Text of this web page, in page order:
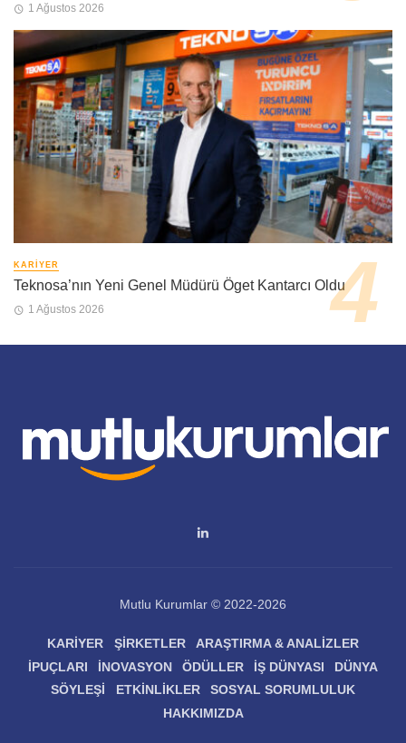
1 Ağustos 2026
KARIYER
Teknosa’nın Yeni Genel Müdürü Öget Kantarcı Oldu
1 Ağustos 2026
Mutlu Kurumlar © 2022-2026
KARIYER ŞIRKETLER
ARAŞTIRMA & ANALIZLER
İPUÇLARI
İNOVASYON ÖDÜLLER İŞ DÜNYASI
DÜNYA
SÖYLEŞI
ETKINLIKLER
SOSYAL SORUMLULUK
HAKKIMIZDA